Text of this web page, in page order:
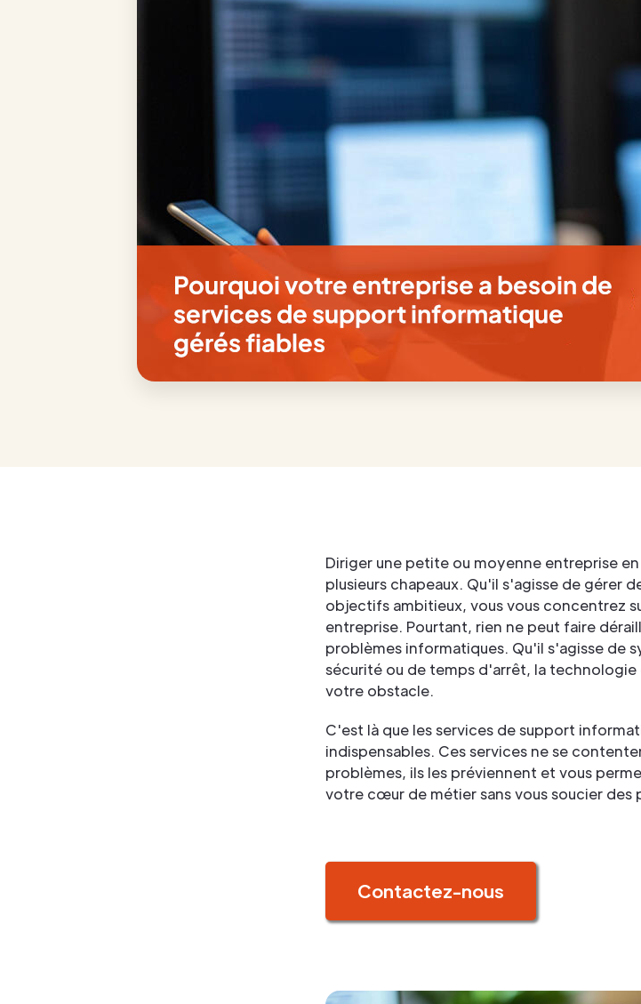
Diriger une petite ou moyenne entreprise
plusieurs chapeaux. Qu'il s'agisse de gérer
objectifs ambitieux, vous vous concentrez
entreprise. Pourtant, rien ne peut faire
problèmes informatiques. Qu'il s'agisse de
sécurité ou de temps d'arrêt, la
votre obstacle.
C'est là que les services de support
indispensables. Ces services ne se
problèmes, ils les préviennent et vous
votre cœur de métier sans vous soucier des
Contactez-nous